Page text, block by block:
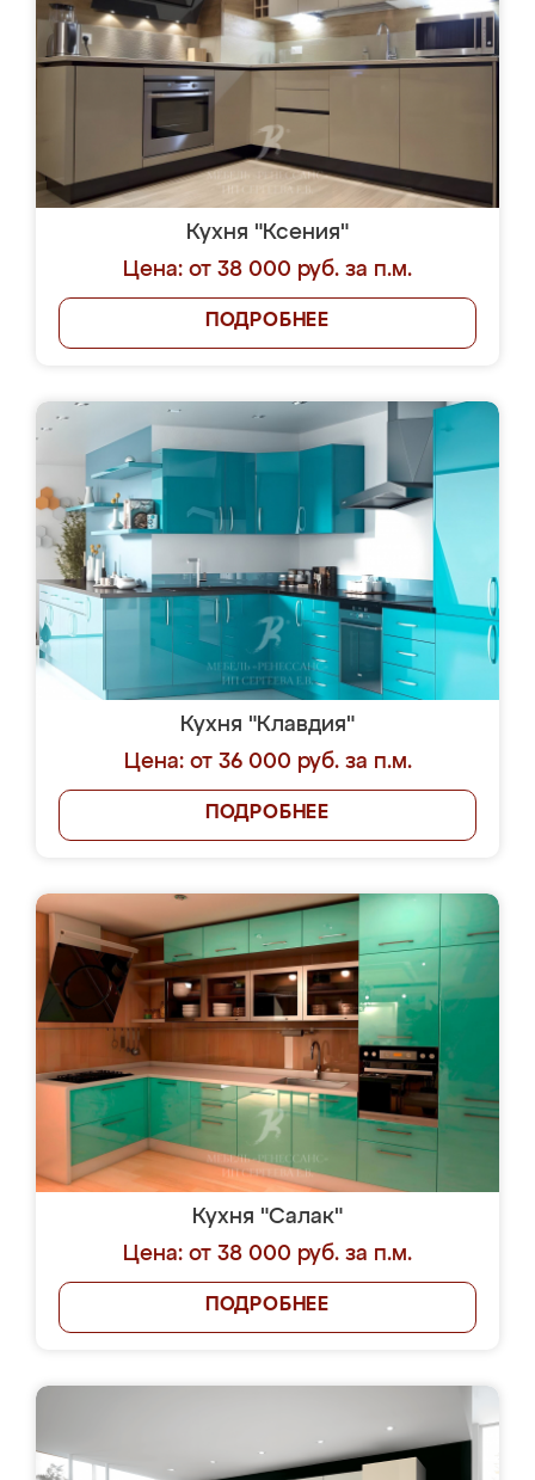
Кухня "Ксения"
Цена: от 38 000 руб. за п.м.
ПОДРОБНЕЕ
Кухня "Клавдия"
Цена: от 36 000 руб. за п.м.
ПОДРОБНЕЕ
Кухня "Салак"
Цена: от 38 000 руб. за п.м.
ПОДРОБНЕЕ